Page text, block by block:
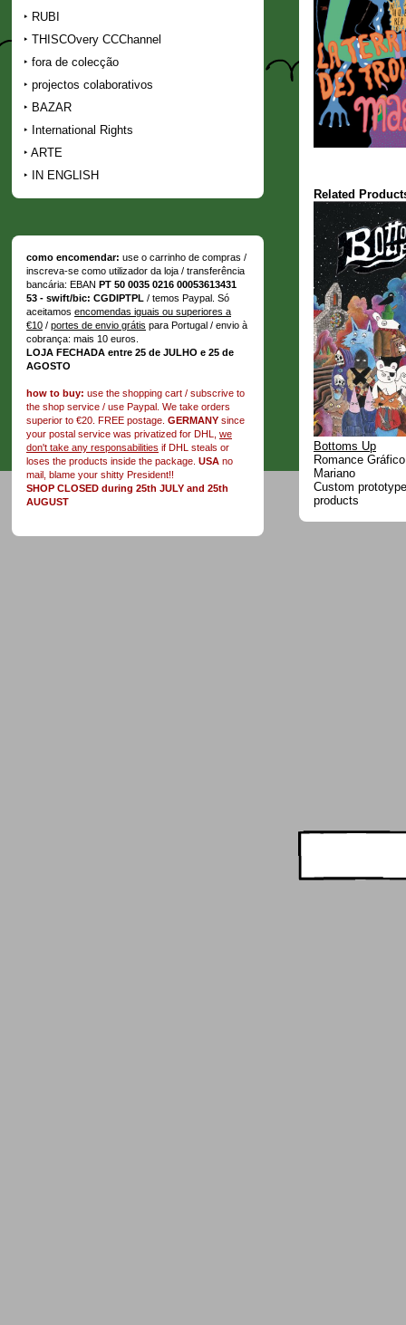
RUBI
THISCOvery CCChannel
fora de colecção
projectos colaborativos
BAZAR
International Rights
ARTE
IN ENGLISH
como encomendar: use o carrinho de compras /
inscreva-se como utilizador da loja / transferência
bancária: EBAN PT 50 0035 0216 00053613431
53 - swift/bic: CGDIPTPL / temos Paypal. Só
aceitamos encomendas iguais ou superiores a
€10 / portes de envio grátis para Portugal / envio à
cobrança: mais 10 euros.
LOJA FECHADA entre 25 de JULHO e 25 de
AGOSTO
how to buy: use the shopping cart / subscrive to
the shop service / use Paypal. We take orders
superior to €20. FREE postage. GERMANY since
your postal service was privatized for DHL, we
don't take any responsabilities if DHL steals or
loses the products inside the package. USA no
mail, blame your shitty President!!
SHOP CLOSED during 25th JULY and 25th
AUGUST
Related
Bottoms Up
Romance
Mariano
Custom
products